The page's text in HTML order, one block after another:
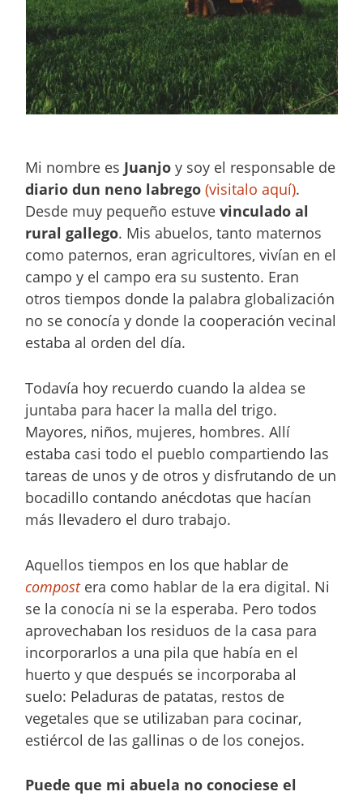
Mi nombre es Juanjo y soy el responsable de
diario dun neno labrego(visitalo aquí).
Desde muy pequeño estuvevinculado al
rural gallego. Mis abuelos, tanto maternos
como paternos, eran agricultores, vivían en el
campo y el campo era su sustento. Eran
otros tiempos donde la palabra globalización
no se conocía y donde la cooperación vecinal
estaba al orden del día.
Todavía hoy recuerdo cuando la aldea se
juntaba para hacer la malla del trigo.
Mayores, niños, mujeres, hombres. Allí
estaba casi todo el pueblo compartiendo las
tareas de unos y de otros y disfrutando de un
bocadillo contando anécdotas que hacían
más llevadero el duro trabajo.
Aquellos tiempos en los que hablar de
compostera como hablar de la era digital. Ni
se la conocía ni se la esperaba. Pero todos
aprovechaban los residuos de la casa para
incorporarlos a una pila que había en el
huerto y que después se incorporaba al
suelo: Peladuras de patatas, restos de
vegetales que se utilizaban para cocinar,
estiércol de las gallinas o de los conejos.
Puede que mi abuela no conociese el